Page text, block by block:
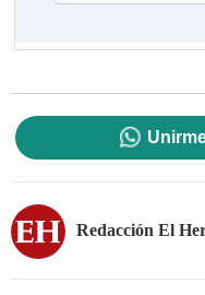
Redacción El